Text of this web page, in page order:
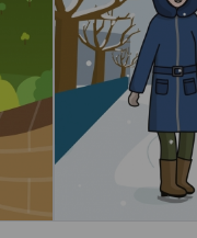
acerca de "La